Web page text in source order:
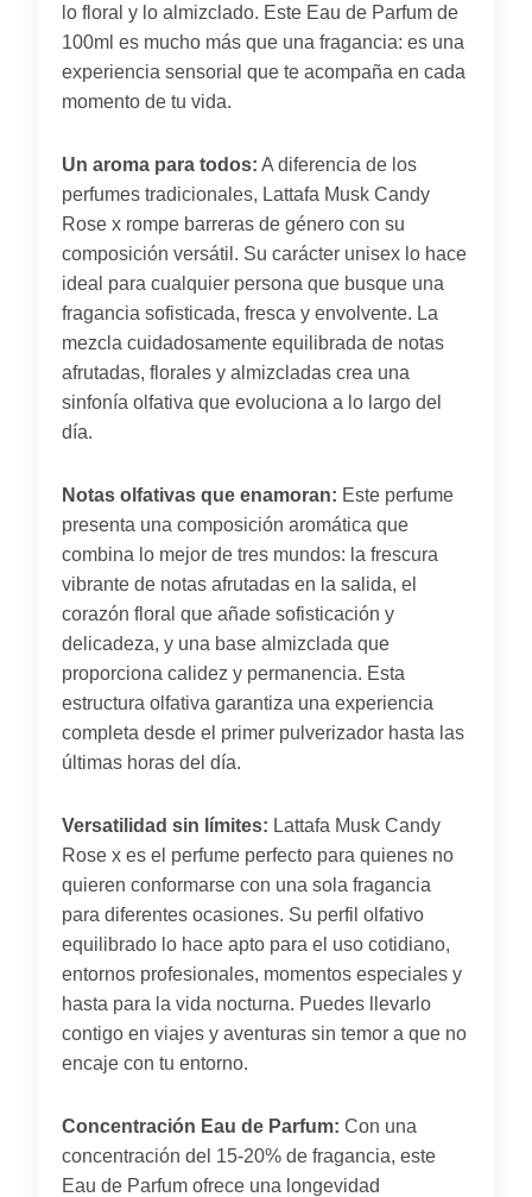
lo floral y lo almizclado. Este Eau de Parfum de
100ml es mucho más que una fragancia: es una
experiencia sensorial que te acompaña en cada
momento de tu vida.
Un aroma para todos: A diferencia de los
perfumes tradicionales, Lattafa Musk Candy
Rose x rompe barreras de género con su
composición versátil. Su carácter unisex lo hace
ideal para cualquier persona que busque una
fragancia sofisticada, fresca y envolvente. La
mezcla cuidadosamente equilibrada de notas
afrutadas, florales y almizcladas crea una
sinfonía olfativa que evoluciona a lo largo del
día.
Notas olfativas que enamoran: Este perfume
presenta una composición aromática que
combina lo mejor de tres mundos: la frescura
vibrante de notas afrutadas en la salida, el
corazón floral que añade sofisticación y
delicadeza, y una base almizclada que
proporciona calidez y permanencia. Esta
estructura olfativa garantiza una experiencia
completa desde el primer pulverizador hasta las
últimas horas del día.
Versatilidad sin límites: Lattafa Musk Candy
Rose x es el perfume perfecto para quienes no
quieren conformarse con una sola fragancia
para diferentes ocasiones. Su perfil olfativo
equilibrado lo hace apto para el uso cotidiano,
entornos profesionales, momentos especiales y
hasta para la vida nocturna. Puedes llevarlo
contigo en viajes y aventuras sin temor a que no
encaje con tu entorno.
Concentración Eau de Parfum: Con una
concentración del 15-20% de fragancia, este
Eau de Parfum ofrece una longevidad